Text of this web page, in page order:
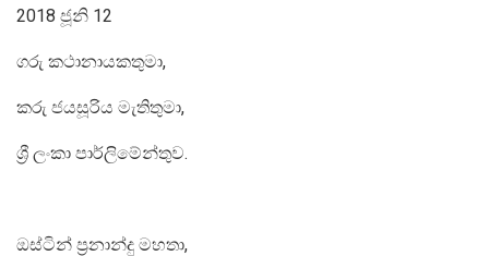
2018 ජූනි 12
ගරු කථානායකතුමා,
කරු ජයසූරිය මැතිතුමා,
ශ්‍රී ලංකා පාර්ලිමේන්තුව.
ඔස්ටින් ප්‍ර‍නාන්දු මහතා,